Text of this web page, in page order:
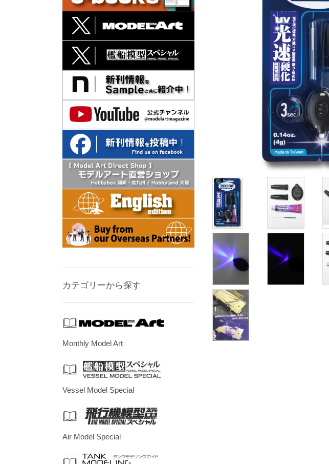
カテゴリーから探す
Monthly Model Art
Vessel Model Special
Air Model Special